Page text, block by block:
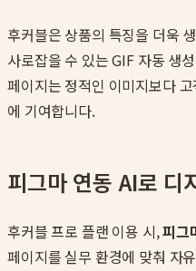
후커블은 상품의 특징을 더욱
사로잡을 수 있는 GIF 자동 생
페이지는 정적인 이미지보다
에 기여합니다.
피그마 연동 AI로 디
후커블 프로 플랜 이용 시,피그
페이지를 실무 환경에 맞춰 자